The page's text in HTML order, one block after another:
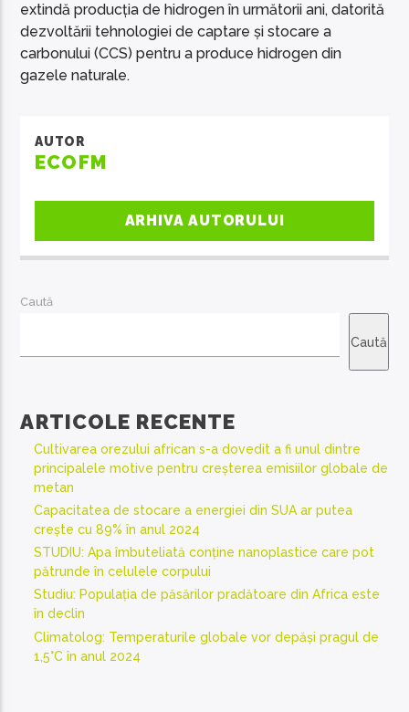
extindă producția de hidrogen în următorii ani, datorită
dezvoltării tehnologiei de captare și stocare a
carbonului (CCS) pentru a produce hidrogen din
gazele naturale.
AUTOR
ECOFM
ARHIVA AUTORULUI
Caută
Caută
ARTICOLE RECENTE
Cultivarea orezului african s-a dovedit a fi unul dintre
principalele motive pentru creșterea emisiilor globale de
metan
Capacitatea de stocare a energiei din SUA ar putea
crește cu 89% în anul 2024
STUDIU: Apa îmbuteliată conține nanoplastice care pot
pătrunde în celulele corpului
Studiu: Populația de păsărilor pradătoare din Africa este
în declin
Climatolog: Temperaturile globale vor depăși pragul de
1,5°C în anul 2024